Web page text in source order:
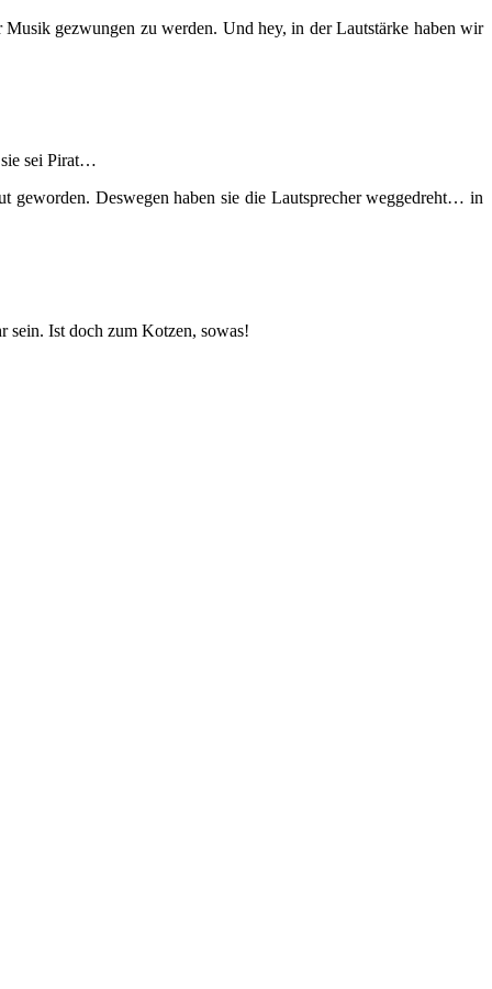
gezwungen zu werden. Und hey, in der Lautstärke haben wir
sie sei Pirat…
Deswegen haben sie die Lautsprecher weggedreht… in
sein. Ist doch zum Kotzen, sowas!